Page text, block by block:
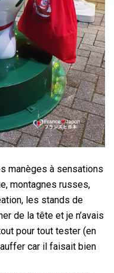
manèges à sensations
montagnes russes,
les stands de
de la tête et je n’avais
pour tout tester (en
car il faisait bien